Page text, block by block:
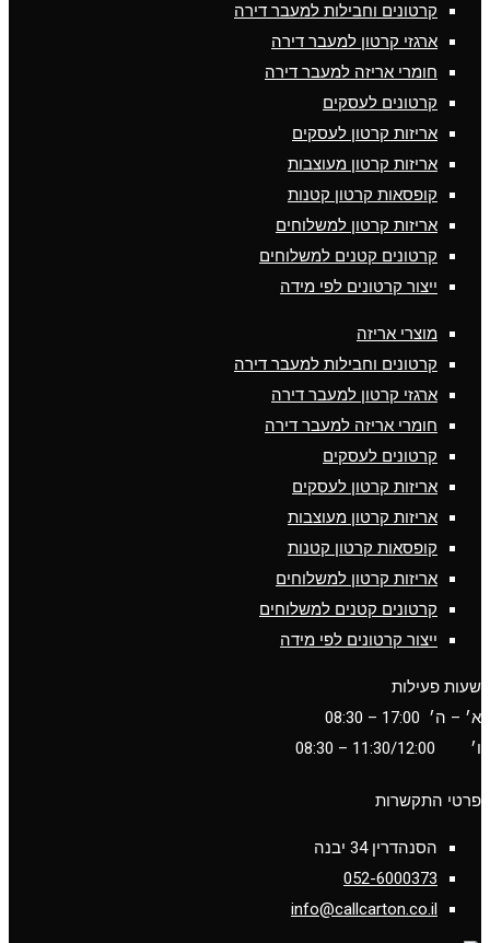
קרטונים וחבילות למעבר דירה
ארגזי קרטון למעבר דירה
חומרי אריזה למעבר דירה
קרטונים לעסקים
אריזות קרטון לעסקים
אריזות קרטון מעוצבות
קופסאות קרטון קטנות
אריזות קרטון למשלוחים
קרטונים קטנים למשלוחים
ייצור קרטונים לפי מידה
מוצרי אריזה
קרטונים וחבילות למעבר דירה
ארגזי קרטון למעבר דירה
חומרי אריזה למעבר דירה
קרטונים לעסקים
אריזות קרטון לעסקים
אריזות קרטון מעוצבות
קופסאות קרטון קטנות
אריזות קרטון למשלוחים
קרטונים קטנים למשלוחים
ייצור קרטונים לפי מידה
שעות פעילות
א׳ – ה׳ 17:00 – 08:30
ו׳
11:30/12:00
– 08:30
פרטי התקשרות
הסנהדרין 34 יבנה
052-6000373
info@callcarton.co.il